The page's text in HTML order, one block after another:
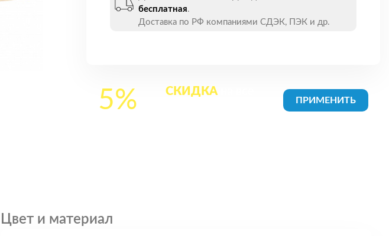
бесплатная.
Доставка по РФ компаниями СДЭК, ПЭК и др.
5% СКИДКА
Цвет и материал